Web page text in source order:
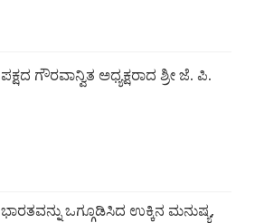
ಪಕ್ಷದ ಗೌರವಾನ್ವಿತ ಅಧ್ಯಕ್ಷರಾದ ಶ್ರೀ ಜೆ. ಪಿ.
ಭಾರತವನ್ನು ಒಗ್ಗೂಡಿಸಿದ ಉಕ್ಕಿನ ಮನುಷ್ಯ,